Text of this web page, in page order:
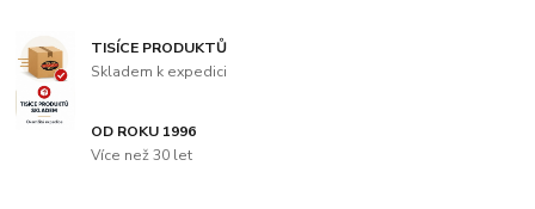
TISÍCE PRODUKTŮ
Skladem k expedici
OD ROKU 1996
Více než 30 let